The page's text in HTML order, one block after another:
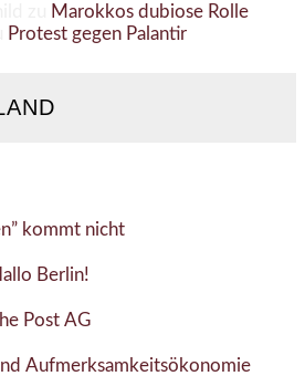
Marokkos dubiose Rolle
Protest gegen Palantir
kommt nicht
Berlin!
Post AG
Aufmerksamkeitsökonomie